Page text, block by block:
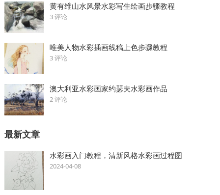
黄有维山水风景水彩写生绘画步骤教程
3 评论
唯美人物水彩插画线稿上色步骤教程
3 评论
澳大利亚水彩画家约瑟夫水彩画作品
2 评论
最新文章
水彩画入门教程，清新风格水彩画过程图
2024-04-08